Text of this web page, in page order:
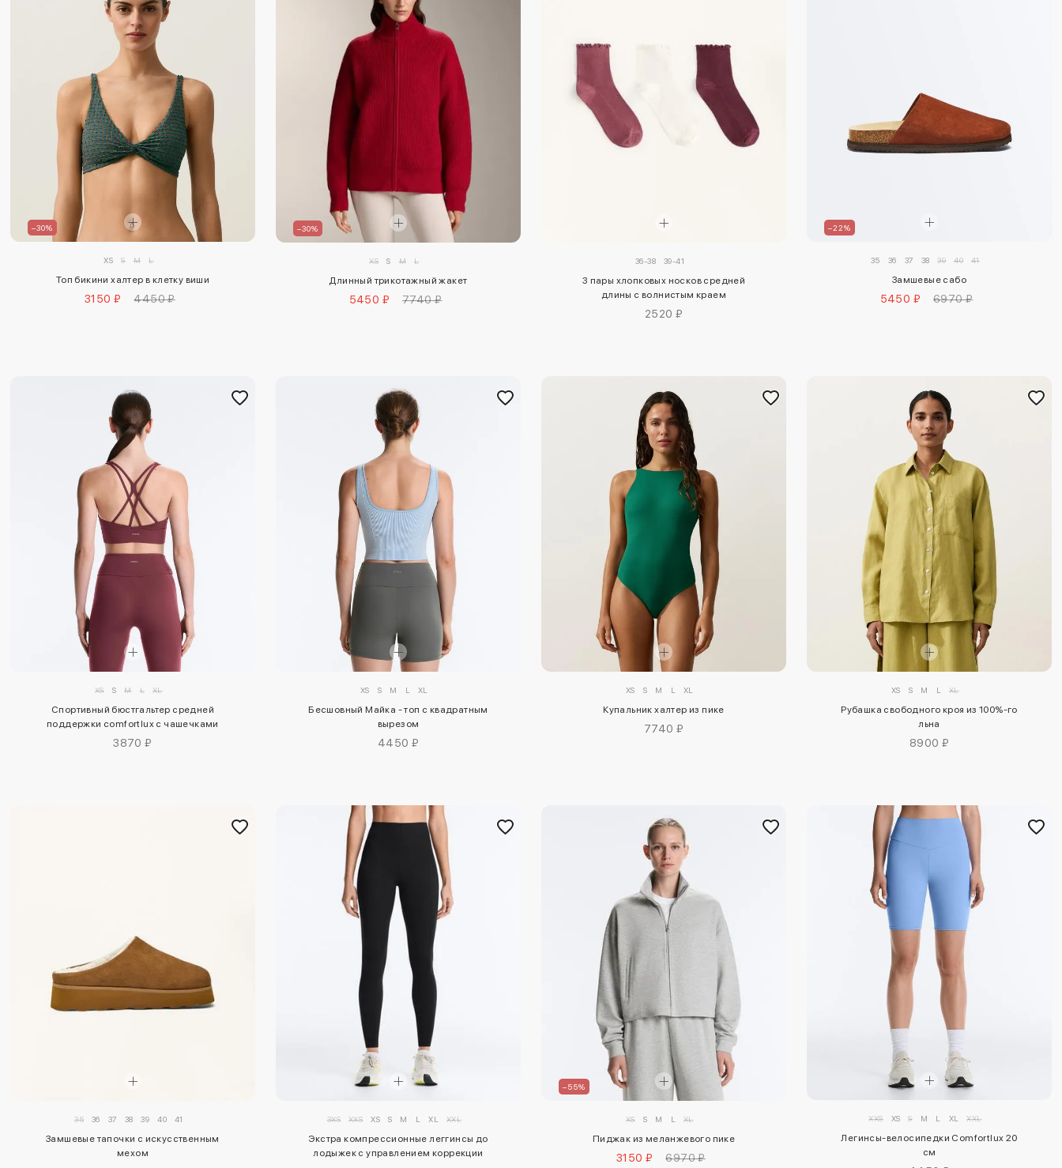
–30%
XS S M L
Топ бикини халтер в клетку виши
3150 ₽ 4450 ₽
–30%
XS S M L
Длинный трикотажный жакет
5450 ₽ 7740 ₽
36-38 39-41
3 пары хлопковых носков средней
длины с волнистым краем
2520 ₽
–22%
35 36 37 38 39 40 41
Замшевые сабо
5450 ₽ 6970 ₽
XS S M L XL
Спортивный бюстгальтер средней
поддержки comfortlux с чашечками
3870 ₽
XS S M L XL
Бесшовный Майка - топ с квадратным
вырезом
4450 ₽
XS S M L XL
Купальник халтер из пике
7740 ₽
XS S M L XL
Рубашка свободного кроя из 100%-го
льна
8900 ₽
35 36 37 38 39 40 41
Замшевые тапочки с искусственным
мехом
3XS XXS XS S M L XL XXL
Экстра компрессионные леггинсы до
лодыжек с управлением коррекции
–55%
XS S M L XL
Пиджак из меланжевого пике
3150 ₽ 6970 ₽
XXS XS S M L XL XXL
Легинсы-велосипедки Comfortlux 20
см